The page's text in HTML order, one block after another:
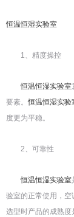
恒温恒湿实验室
1、精度操控
恒温恒湿实验室
要素。恒温恒湿实验
度更为平稳。
2、可靠性
恒温恒湿实验室
验室的正常使用，
选型时产品的成熟度